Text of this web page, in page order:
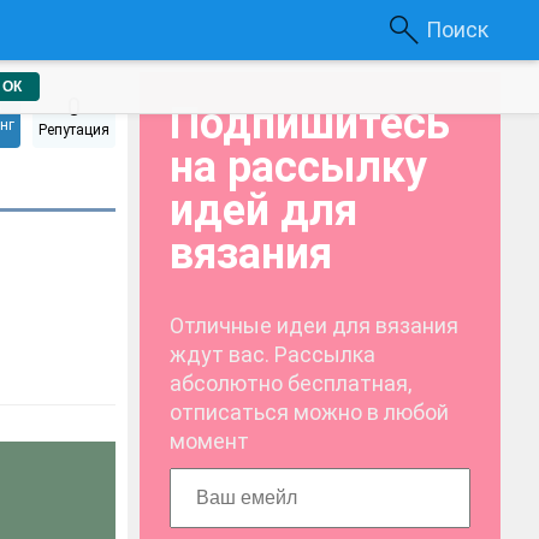
Поиск
0
Репутация
Подпишитесь
на рассылку
идей для
вязания
Отличные идеи для вязания
ждут вас. Рассылка
абсолютно бесплатная,
отписаться можно в любой
момент
ОК